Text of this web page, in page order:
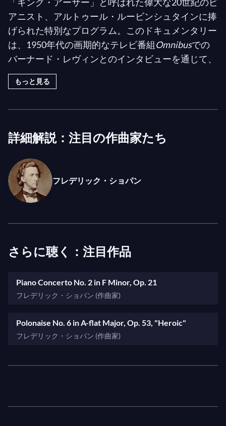
アニスト、アルトゥール・ルービンシュタインに捧
げられた特別なプログラム。このドキュメンタリー
は、1950年代の画期的なテレビ番組Omnibusでの
バーナード・レヴィンとのインタビューを通じて、
この愛される芸術家の天才性を垣間見せてくれま
す。プログラムの後半では、ルービンシュタインが
す。
かつての神童であり、国際的なキャリアを築いたア
ルトゥール・ルービンシュタインは、特にショパン
作品の解釈で記憶されています。ルービンシュタイ
ンが1968年に
に、「[ショパンの]言語、彼の音楽言語は私にとっ
で魅力的なアーカイブ映像では、レヴィンとルービ
の幼少期、音楽との関係、デビューとピアニストと
してのキャリア、ショパンのロマン主義などについ
プログラムの後半は、イスラエル建国20周年を記念
貴重な映像録画を特集しています。81歳のルービン
ンのピアノ協奏曲第2番を見事に演奏し、アンコー
もっと見る
詳細解説：注目の作曲家たち
フレデリック・ショパン
さらに聴く：注目作品
Piano Concerto No. 2 in F Minor, Op. 21
フレデリック・ショパン (作曲家)
Polonaise No. 6 in A-flat Major, Op. 53, "Heroic"
フレデリック・ショパン (作曲家)